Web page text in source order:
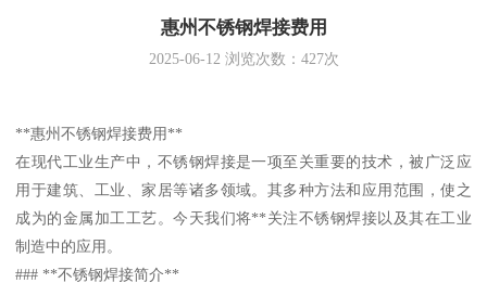
惠州不锈钢焊接费用
2025-06-12浏览次数： 427次
**惠州不锈钢焊接费用**
在现代工业生产中，不锈钢焊接是一项至关重要的技术，被广泛应
用于建筑、工业、家居等诸多领域。其多种方法和应用范围，使之
成为的金属加工工艺。今天我们将**关注不锈钢焊接以及其在工业
制造中的应用。
### **不锈钢焊接简介**